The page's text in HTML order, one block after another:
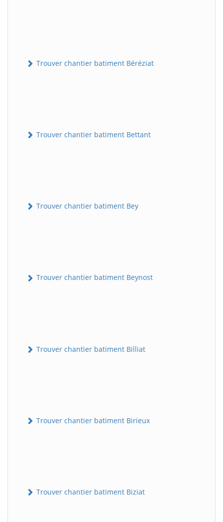
Trouver chantier batiment Béréziat
Trouver chantier batiment Bettant
Trouver chantier batiment Bey
Trouver chantier batiment Beynost
Trouver chantier batiment Billiat
Trouver chantier batiment Birieux
Trouver chantier batiment Biziat